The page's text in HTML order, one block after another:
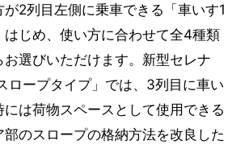
2列目左側に乗車できる「車いす1
はじめ、使い方に合わせて全4種類
選びいただけます。新型セレナ
ロープタイプ」では、3列目に車い
は荷物スペースとして使用できる
部のスロープの格納方法を改良した